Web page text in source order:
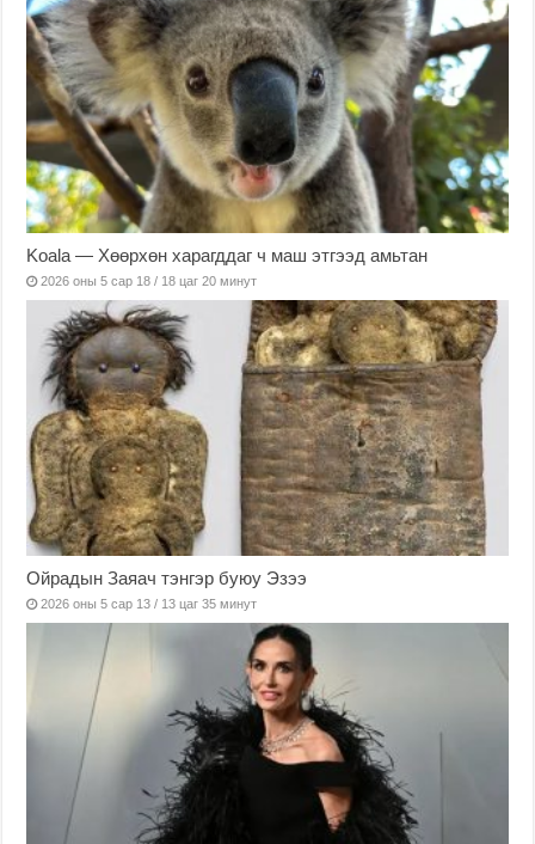
Koala — Хөөрхөн харагддаг ч маш этгээд амьтан
2026 оны 5 сар 18 / 18 цаг 20 минут
Ойрадын Заяач тэнгэр буюу Эзээ
2026 оны 5 сар 13 / 13 цаг 35 минут